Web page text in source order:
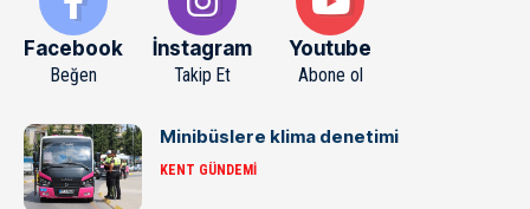
Facebook
Beğen
İnstagram
Takip Et
Youtube
Abone ol
Minibüslere klima denetimi
KENT GÜNDEMI